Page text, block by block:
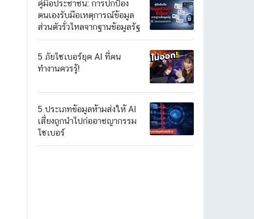
คู่มือประชาชน: การปกป้อง
ตนเองรับมือเหตุการณ์ข้อมูล
ส่วนตัวรั่วไหลจากฐานข้อมูลรัฐ
5 ภัยไซเบอร์ยุค AI ที่คน
ทำงานควรรู้!
5 ประเภทข้อมูลห้ามส่งให้ AI
เสี่ยงถูกนำไปก่ออาชญากรรม
ไซเบอร์